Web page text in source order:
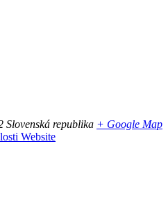
Slovenská republika + Google Map
Website